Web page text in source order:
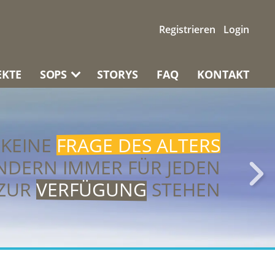
Registrieren Login
SOPS STORYS FAQ KONTAKT
FRAGE DES ALTERS
IMMER FÜR JEDEN
VERFÜGUNG STEHEN